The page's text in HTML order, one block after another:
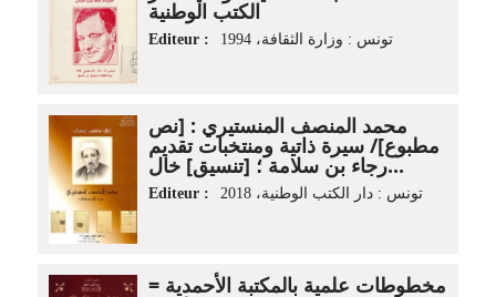
الكتب الوطنية
Editeur : تونس : وزارة الثقافة، 1994
محمد المنصف المنستيري : ‏[نص
مطبوع]‏‏/ ‏سيرة ذاتية ومنتخبات‏‏ ‏‏تقديم
رجاء بن سلامة‏ ؛ ‏[تنسيق] خال...
Editeur : تونس‏ : ‏دار الكتب الوطنية‏، ‏2018
مخطوطات علمية بالمكتبة الأحمدية =